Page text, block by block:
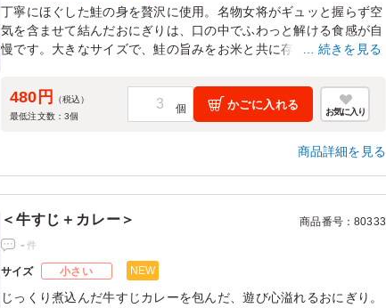
丁寧にほぐした鮭の身を贅沢に使用。名物女将がギュッと握らず空
気を含ませて結んだおにぎりは、口の中でふわっと解ける食感が自
慢です。大きなサイズで、鮭の旨みをお米と共に存分に味わえま
続きを見る
480円
（税込）
最低注文数：3個
かごに入れる
お気に入り
商品詳細を見る
＜牛すじ＋カレー＞ 商品番号：80333
- 件
サイズ 小さい NEW
じっくり煮込んだ牛すじカレーを包んだ、遊び心溢れるおにぎり。